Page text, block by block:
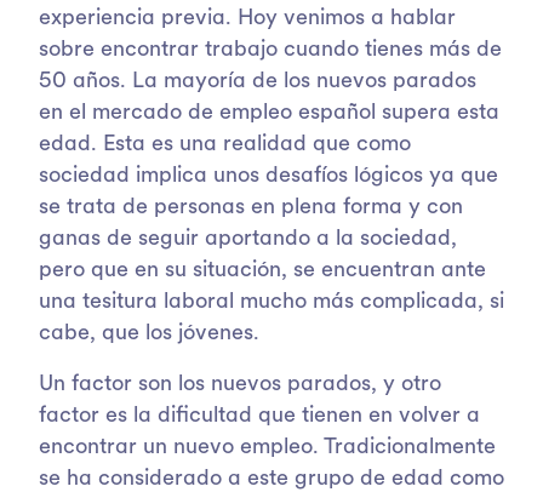
experiencia previa. Hoy venimos a hablar
sobre encontrar trabajo cuando tienes más de
50 años. La mayoría de los nuevos parados
en el mercado de empleo español supera esta
edad. Esta es una realidad que como
sociedad implica unos desafíos lógicos ya que
se trata de personas en plena forma y con
ganas de seguir aportando a la sociedad,
pero que en su situación, se encuentran ante
una tesitura laboral mucho más complicada, si
cabe, que los jóvenes.
Un factor son los nuevos parados, y otro
factor es la dificultad que tienen en volver a
encontrar un nuevo empleo. Tradicionalmente
se ha considerado a este grupo de edad como